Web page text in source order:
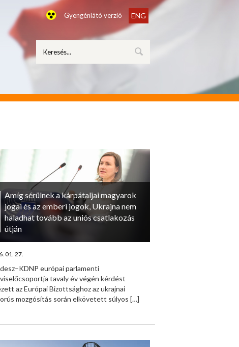
Gyengénlátó verzió ENG
Amíg sérülnek a kárpátaljai magyarok
jogai és az emberi jogok, Ukrajna nem
haladhat tovább az uniós csatlakozás
útján
01. 27.
európai parlamenti
tavaly év végén kérdést
az Európai Bizottsághoz az ukrajnai
mozgósítás során elkövetett súlyos […]